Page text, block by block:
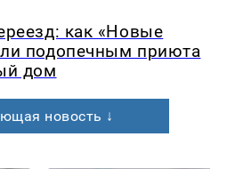
как «Новые
подопечным приюта
дом
новость ↓